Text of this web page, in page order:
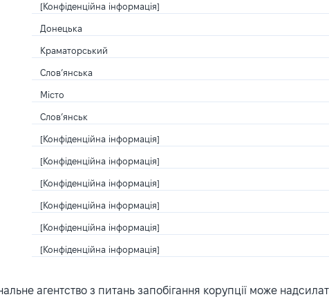
[Конфіденційна інформація]
Донецька
Краматорський
Слов’янська
Місто
Слов’янськ
[Конфіденційна інформація]
[Конфіденційна інформація]
[Конфіденційна інформація]
[Конфіденційна інформація]
[Конфіденційна інформація]
[Конфіденційна інформація]
агентство з питань запобігання корупції може